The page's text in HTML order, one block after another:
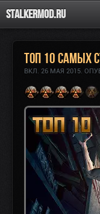
Stalkermod.ru
Топ 10 самых
ВКЛ. 26 МАЯ 2015.